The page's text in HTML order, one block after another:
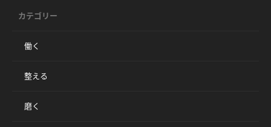
カテゴリー
働く
整える
磨く